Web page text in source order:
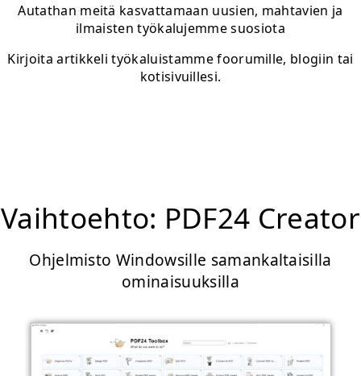
Autathan meitä kasvattamaan uusien, mahtavien ja
ilmaisten työkalujemme suosiota
Kirjoita artikkeli työkaluistamme foorumille, blogiin tai
kotisivuillesi.
Vaihtoehto: PDF24 Creator
Ohjelmisto Windowsille samankaltaisilla
ominaisuuksilla